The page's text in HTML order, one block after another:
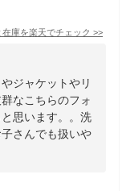
在庫を楽天でチェック >>
ジャケットやリ
なこちらのフォ
思います。。洗
さんでも扱いや